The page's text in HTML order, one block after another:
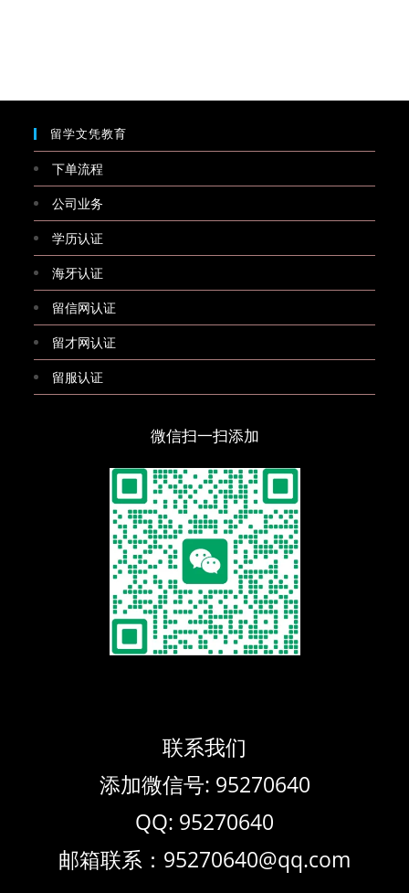
留学文凭教育
下单流程
公司业务
学历认证
海牙认证
留信网认证
留才网认证
留服认证
微信扫一扫添加
联系我们
添加微信号: 95270640
QQ: 95270640
邮箱联系：95270640@qq.com